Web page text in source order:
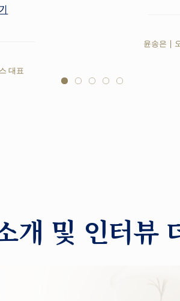
대표
윤송은 |
개 및 인터뷰